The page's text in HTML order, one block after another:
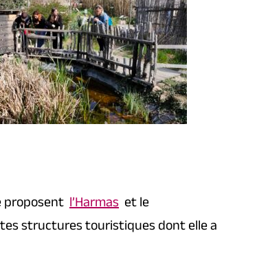
proposent l’Harmas et le
structures touristiques dont elle a